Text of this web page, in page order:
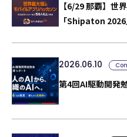
【6/29 那覇】世
「Shipaton
2026.06.10
第4回AI駆動開発